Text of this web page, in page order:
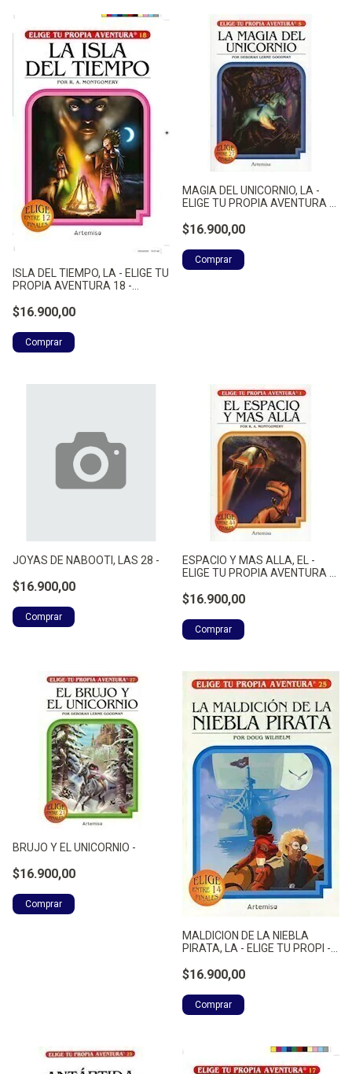
ISLA DEL TIEMPO, LA - ELIGE TU
PROPIA AVENTURA 18 -
$16.900,00
MAGIA DEL UNICORNIO, LA -
ELIGE TU PROPIA AVENTURA -
$16.900,00
JOYAS DE NABOOTI, LAS 28 -
$16.900,00
ESPACIO Y MAS ALLA, EL -
ELIGE TU PROPIA AVENTURA -
$16.900,00
BRUJO Y EL UNICORNIO -
$16.900,00
MALDICION DE LA NIEBLA
PIRATA, LA - ELIGE TU PROPI -
$16.900,00